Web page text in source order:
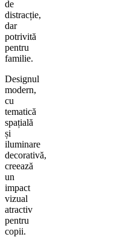
de
distracție,
dar
potrivită
pentru
familie.
Designul
modern,
cu
tematică
spațială
și
iluminare
decorativă,
creează
un
impact
vizual
atractiv
pentru
copii.